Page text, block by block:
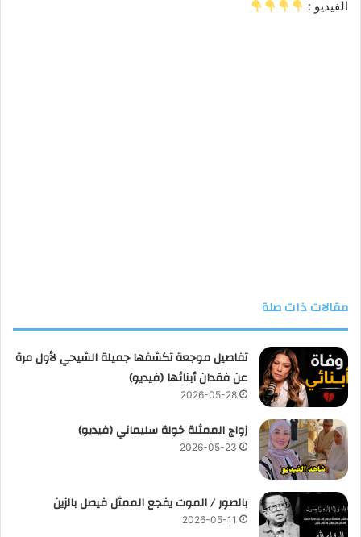
الفيديو :
مقالات ذات صلة
تفاصيل موجعة تكشفها جميلة الشيحي لأول مرة
عن فقدان أبنائها (فيديو)
2026-05-28
زواج الممثلة خولة سليماني (فيديو)
2026-05-23
بالصور / الموت يفجع الممثل فيصل بالزين
2026-05-11